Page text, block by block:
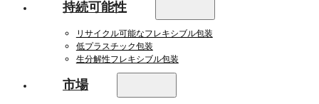
持続可能性
リサイクル可能なフレキシブル包装
低プラスチック包装
生分解性フレキシブル包装
市場